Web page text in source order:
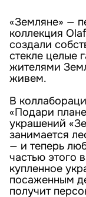
«Земляне» —
коллекция
создали
стекле целые
жителями
живем.
В
«Подари
украшений
занимается
— и теперь
частью этого
купленное
посаженным
получит